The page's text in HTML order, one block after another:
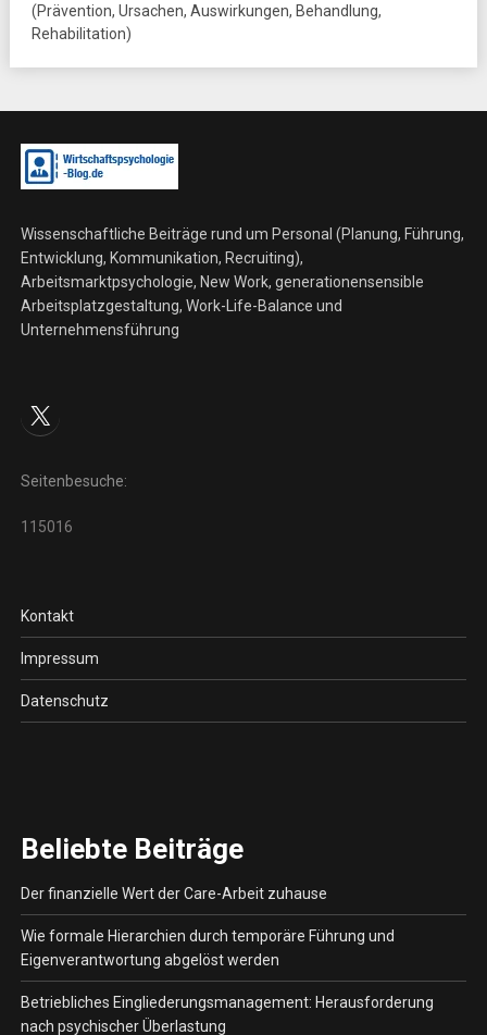
(Prävention, Ursachen, Auswirkungen, Behandlung,
Rehabilitation)
Wissenschaftliche Beiträge rund um Personal (Planung, Führung,
Entwicklung, Kommunikation, Recruiting),
Arbeitsmarktpsychologie, New Work, generationensensible
Arbeitsplatzgestaltung, Work-Life-Balance und
Unternehmensführung
X
Seitenbesuche:
115016
Kontakt
Impressum
Datenschutz
Beliebte Beiträge
Der finanzielle Wert der Care-Arbeit zuhause
Wie formale Hierarchien durch temporäre Führung und
Eigenverantwortung abgelöst werden
Betriebliches Eingliederungsmanagement: Herausforderung
nach psychischer Überlastung